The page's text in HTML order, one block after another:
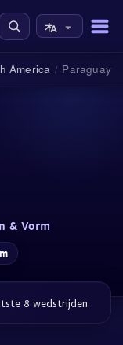
America / Paraguay
& Vorm
8 wedstrijden